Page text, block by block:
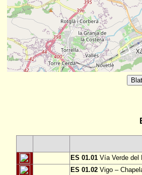
ES 01.01 Vía Verde del
ES 01.02 Vigo –